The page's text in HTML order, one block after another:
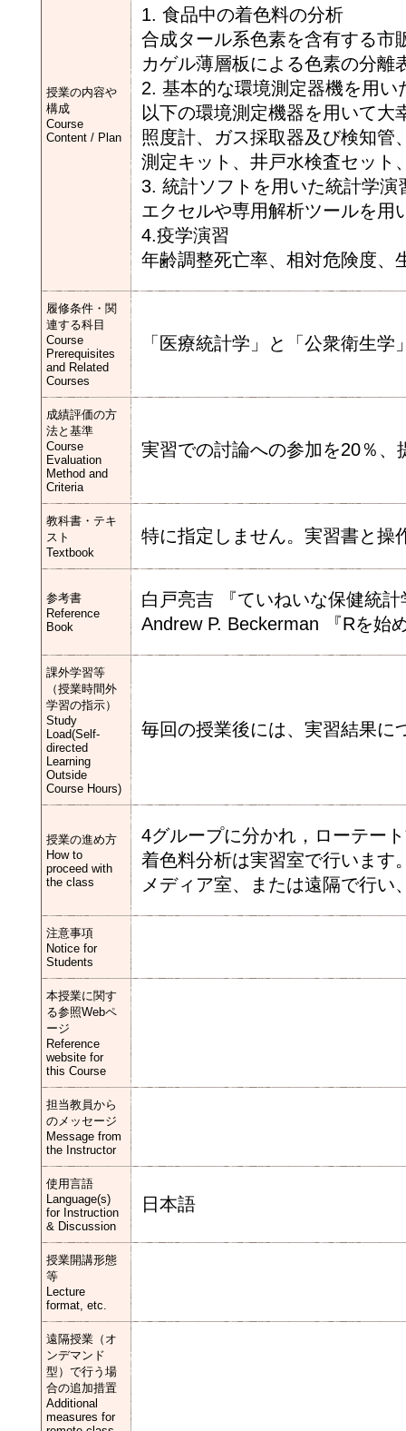
授業の内容や
構成
Course
Content / Plan
1. 食品中の着色料の分析
合成タール系色素を含有する市
カゲル薄層板による色素の分離
2. 基本的な環境測定器機を用い
以下の環境測定機器を用いて
照度計、ガス採取器及び検知管
測定キット、井戸水検査セット
3. 統計ソフトを用いた統計学演
エクセルや専用解析ツールを用
4.疫学演習
年齢調整死亡率、相対危険度、
履修条件・関
連する科目
Course
Prerequisites
and Related
Courses
「医療統計学」と「公衆衛生
成績評価の方
法と基準
Course
Evaluation
Method and
Criteria
実習での討論への参加を20％
教科書・テキ
スト
Textbook
特に指定しません。実習書と操
参考書
Reference
Book
白戸亮吉 『ていねいな保健統
Andrew P. Beckerman 『Rを始
課外学習等
（授業時間外
学習の指示）
Study
Load(Self-
directed
Learning
Outside
Course Hours)
毎回の授業後には、実習結果に
授業の進め方
How to
proceed with
the class
4グループに分かれ，ローテー
着色料分析は実習室で行います
メディア室、または遠隔で行い
注意事項
Notice for
Students
本授業に関す
る参照Webペ
ージ
Reference
website for
this Course
担当教員から
のメッセージ
Message from
the Instructor
使用言語
Language(s)
for Instruction
& Discussion
日本語
授業開講形態
等
Lecture
format, etc.
遠隔授業（オ
ンデマンド
型）で行う場
合の追加措置
Additional
measures for